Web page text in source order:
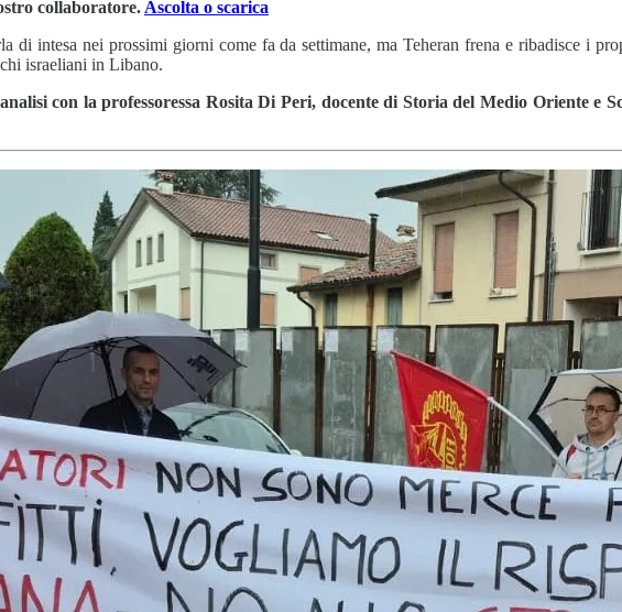
collaboratore. Ascolta o scarica
di intesa nei prossimi giorni come fa da settimane, ma Teheran frena e ribadisce i
israeliani in Libano.
con la professoressa Rosita Di Peri, docente di Storia del Medio Oriente e